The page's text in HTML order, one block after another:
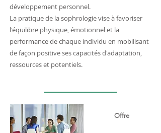
développement personnel.
La pratique de la sophrologie vise à favoriser
l'équilibre physique, émotionnel et la
performance de chaque individu en mobilisant
de façon positive ses capacités d'adaptation,
ressources et potentiels.
Offre